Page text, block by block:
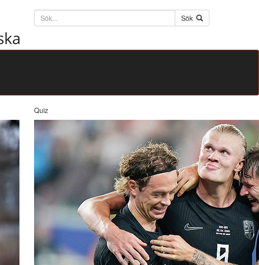
Söktext
Sök
Quiz